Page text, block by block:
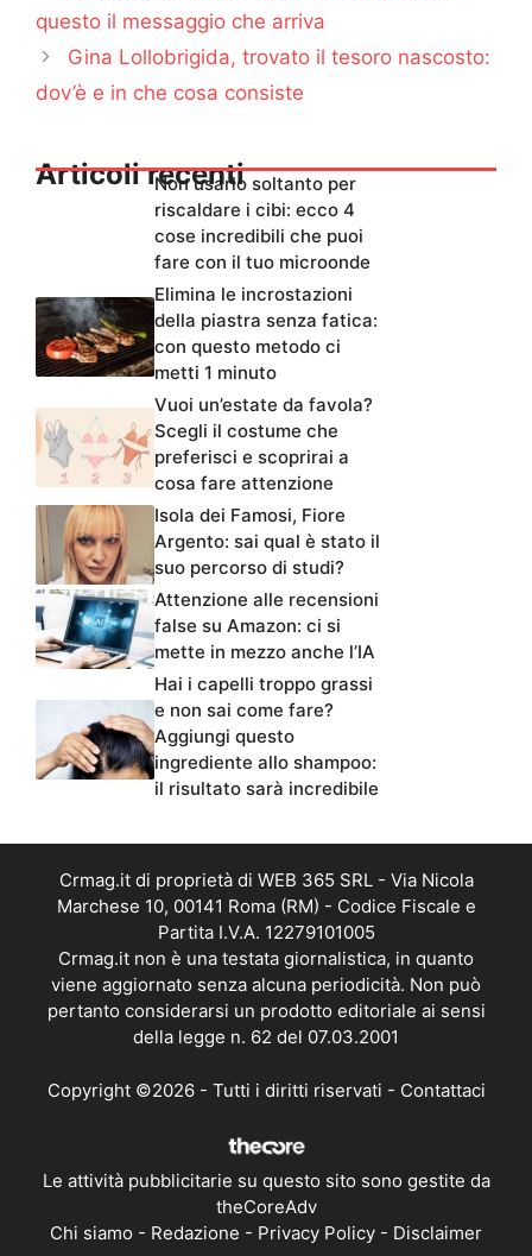
questo il messaggio che arriva
Gina Lollobrigida, trovato il tesoro nascosto:
dov’è e in che cosa consiste
Articoli recentiNon usarlo soltanto per
riscaldare i cibi: ecco 4
cose incredibili che puoi
fare con il tuo microonde
Elimina le incrostazioni
della piastra senza fatica:
con questo metodo ci
metti 1 minuto
Vuoi un’estate da favola?
Scegli il costume che
preferisci e scoprirai a
cosa fare attenzione
Isola dei Famosi, Fiore
Argento: sai qual è stato il
suo percorso di studi?
Attenzione alle recensioni
false su Amazon: ci si
mette in mezzo anche l’IA
Hai i capelli troppo grassi
e non sai come fare?
Aggiungi questo
ingrediente allo shampoo:
il risultato sarà incredibile
Crmag.it di proprietà di WEB 365 SRL - Via Nicola
Marchese 10, 00141 Roma (RM) - Codice Fiscale e
Partita I.V.A. 12279101005
Crmag.it non è una testata giornalistica, in quanto
viene aggiornato senza alcuna periodicità. Non può
pertanto considerarsi un prodotto editoriale ai sensi
della legge n. 62 del 07.03.2001
Copyright ©2026 - Tutti i diritti riservati - Contattaci
Le attività pubblicitarie su questo sito sono gestite da
theCoreAdv
Chi siamo - Redazione - Privacy Policy - Disclaimer